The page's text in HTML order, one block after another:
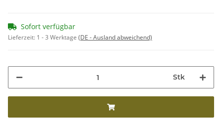
Sofort verfügbar
Lieferzeit: 1 - 3 Werktage (DE - Ausland abweichend)
Stk